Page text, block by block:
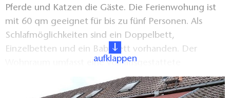
Pferde und Katzen die Gäste. Die Ferienwohung ist
mit 60 qm geeignet für bis zu fünf Personen. Als
Schlafmöglichkeiten sind ein Doppelbett,
Einzelbetten und ein Babybett vorhanden. Der
Wohnraum umfasst eine voll ausgestattete
Wohnküche und bietet mit Sitzmöglichkeiten Platz
für gemeinsame Stunden. Im Bad befindet sich eine
aufklappen